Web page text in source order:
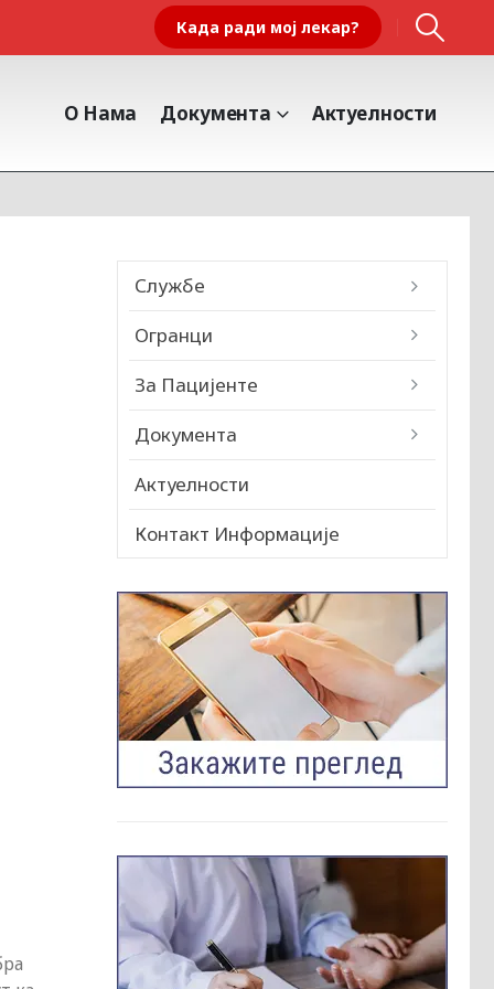
Када ради мој лекар?
О Нама Документа Актуелности
Службе
Огранци
За Пацијенте
Документа
Актуелности
Контакт Информације